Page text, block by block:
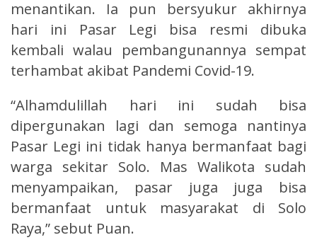
menantikan. Ia pun bersyukur akhirnya
hari ini Pasar Legi bisa resmi dibuka
kembali walau pembangunannya sempat
terhambat akibat Pandemi Covid-19.
“Alhamdulillah hari ini sudah bisa
dipergunakan lagi dan semoga nantinya
Pasar Legi ini tidak hanya bermanfaat bagi
warga sekitar Solo. Mas Walikota sudah
menyampaikan, pasar juga juga bisa
bermanfaat untuk masyarakat di Solo
Raya,” sebut Puan.